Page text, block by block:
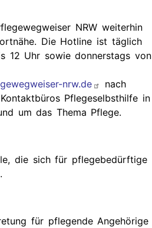
NRW weiterhin
Die Hotline ist täglich
12 Uhr sowie donnerstags von
nrw.de
nach
Pflegeselbsthilfe in
um das Thema Pflege.
die sich für pflegebedürftige
für pflegende Angehörige